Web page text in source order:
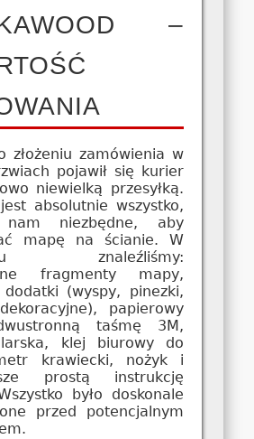
–
złożeniu zamówienia w
pojawił się kurier
niewielką przesyłką.
absolutnie wszystko,
niezbędne, aby
mapę na ścianie. W
znaleźliśmy:
fragmenty mapy,
(wyspy, pinezki,
papierowy
taśmę 3M,
klej biurowy do
krawiecki, nożyk i
prostą instrukcję
było doskonale
przed potencjalnym